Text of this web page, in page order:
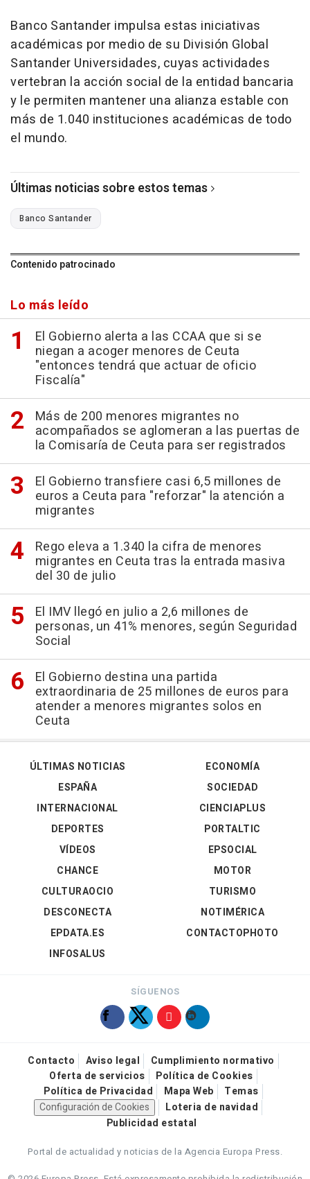
Banco Santander impulsa estas iniciativas
académicas por medio de su División Global
Santander Universidades, cuyas actividades
vertebran la acción social de la entidad bancaria
y le permiten mantener una alianza estable con
más de 1.040 instituciones académicas de todo
el mundo.
Últimas noticias sobre estos temas
Banco Santander
Contenido patrocinado
Lo más leído
El Gobierno alerta a las CCAA que si se
niegan a acoger menores de Ceuta
"entonces tendrá que actuar de oficio
Fiscalía"
Más de 200 menores migrantes no
acompañados se aglomeran a las puertas de
la Comisaría de Ceuta para ser registrados
El Gobierno transfiere casi 6,5 millones de
euros a Ceuta para "reforzar" la atención a
migrantes
Rego eleva a 1.340 la cifra de menores
migrantes en Ceuta tras la entrada masiva
del 30 de julio
El IMV llegó en julio a 2,6 millones de
personas, un 41% menores, según Seguridad
Social
El Gobierno destina una partida
extraordinaria de 25 millones de euros para
atender a menores migrantes solos en
Ceuta
ÚLTIMAS NOTICIAS
ESPAÑA
INTERNACIONAL
DEPORTES
VÍDEOS
ECONOMÍA
SOCIEDAD
CIENCIAPLUS
PORTALTIC
EPSOCIAL
CHANCE
CULTURAOCIO
DESCONECTA
EPDATA.ES
INFOSALUS
MOTOR
TURISMO
NOTIMÉRICA
CONTACTOPHOTO
SÍGUENOS
Contacto Aviso legal
Cumplimiento normativo
Oferta de servicios
Política de Cookies
Política de Privacidad
Mapa Web
Temas
Configuración de Cookies
Loteria de navidad
Publicidad estatal
Portal de actualidad y noticias de la Agencia Europa Press.